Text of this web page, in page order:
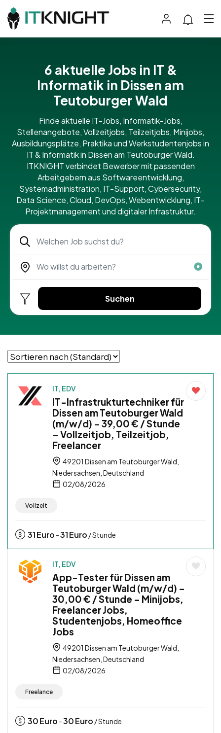
6 aktuelle Jobs in IT &
Informatik in Dissen am
Teutoburger Wald
Finde aktuelle IT-Jobs, Informatik-Jobs,
Stellenangebote, Vollzeitjobs, Teilzeitjobs, Minijobs,
Ausbildungsplätze, Praktika und Werkstudentenjobs in
IT & Informatik in Dissen am Teutoburger Wald.
ITKNIGHT verbindet Bewerber mit passenden
Arbeitgebern aus Softwareentwicklung,
Systemadministration, IT-Support, Cybersecurity,
Data Science, Cloud, DevOps, Webentwicklung, IT-
Projektmanagement und digitaler Infrastruktur.
Suchen
IT, EDV
IT-Infrastrukturtechniker für
Dissen am Teutoburger Wald
(m/w/d) – 39,00 € / Stunde
– Vollzeitjob, Teilzeitjob,
Freelancer
49201 Dissen am Teutoburger Wald,
Niedersachsen, Deutschland
02/08/2026
Vollzeit
31Euro -31Euro / Stunde
IT, EDV
App-Tester für Dissen am
Teutoburger Wald (m/w/d) –
30,00 € / Stunde – Minijobs,
Freelancer Jobs,
Studentenjobs, Homeoffice
Jobs
49201 Dissen am Teutoburger Wald,
Niedersachsen, Deutschland
02/08/2026
Freelance
30Euro -30Euro / Stunde